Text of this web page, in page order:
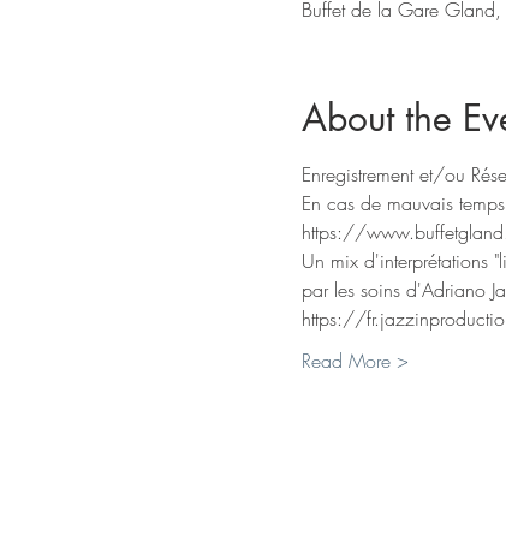
Buffet de la Gare
About the
Enregistrement et/ou
En cas de mauvais
https://
Un mix d'interprétations
par les soins d'Adriano
https://
Read More >